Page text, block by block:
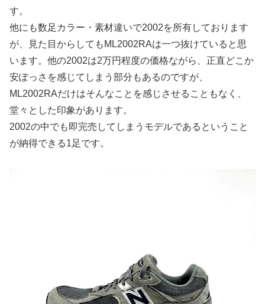
す。
他にも数足カラー・素材違いで2002を所有しております
が、見た目からしてもML2002RAは一つ抜けていると思
います。他の2002は2万円程度の価格ながら、正直どこか
安ぽっさを感じてしまう部分もあるのですが、
ML2002RAだけはそんなことを感じさせることもなく、
堂々とした印象があります。
2002の中でも即完売してしまうモデルであるということ
が納得できる1足です。